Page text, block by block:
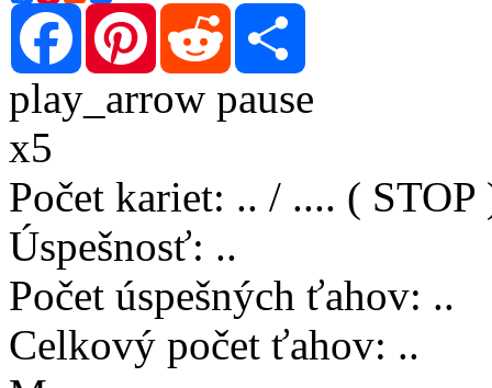
Facebook
Pinterest Reddit
play_arrow pause
x5
Počet kariet: .. / .... ( STOP
Úspešnosť: ..
Počet úspešných ťahov: ..
Celkový počet ťahov: ..